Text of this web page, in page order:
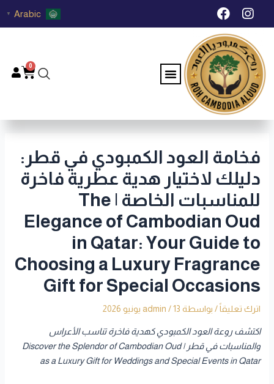
تخطي I
n
s
t
a
g
r
a
m
F
a
c
e
b
o
o
k
Arabic
▼
Menu
0
فخامة العود الكمبودي في قطر:
دليلك لاختيار هدية عطرية فاخرة
للمناسبات الخاصة | The
Elegance of Cambodian Oud
in Qatar: Your Guide to
Choosing a Luxury Fragrance
Gift for Special Occasions
اترك تعليقاً / بواسطة admin /13 يونيو 2026
اكتشف روعة العود الكمبودي كهدية فاخرة تناسب الأعراس
والمناسبات في قطر | Discover the Splendor of Cambodian Oud
as a Luxury Gift for Weddings and Special Events in Qatar
Post
navigation